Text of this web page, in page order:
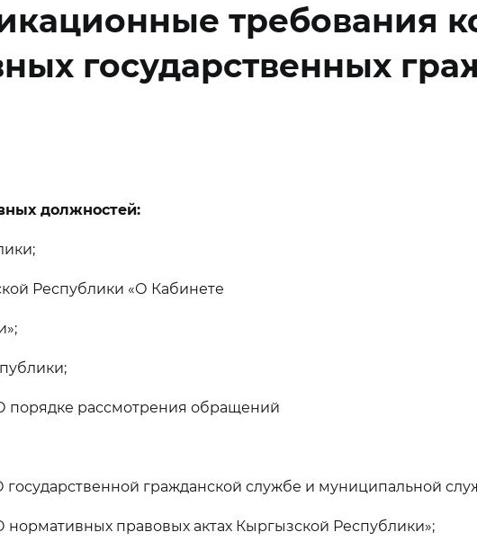
требования
государственных
должностей:
Республики «О Кабинете
порядке рассмотрения обращений
гражданской службе и муниципальной
правовых актах Кыргызской Республики»;